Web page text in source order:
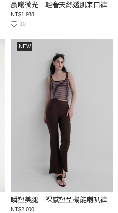
晨曦微光｜輕奢天絲透肌束口褲
NT$1,988
10
NEW
瞬塑美腿｜裸感塑型機能喇叭褲
NT$2,000